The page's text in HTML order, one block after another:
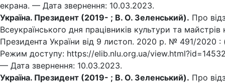
екрана. — Дата звернення: 10.03.2023.
Україна. Президент (2019- ; В. О. Зеленський). Про
Всеукраїнського дня працівників культури та
Президента України від 9 листоп. 2020 р. № 491/
Режим доступу: https://elib.nlu.org.ua/
— Дата звернення: 10.03.2023.
Україна. Президент (2019- ; В. О. Зеленський). Про